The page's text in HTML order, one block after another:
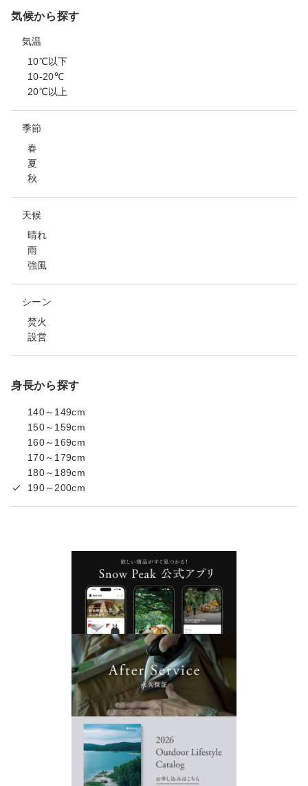
気候から探す
気温
10℃以下
10-20℃
20℃以上
季節
春
夏
秋
天候
晴れ
雨
強風
シーン
焚火
設営
身長から探す
140～149cm
150～159cm
160～169cm
170～179cm
180～189cm
190～200cm